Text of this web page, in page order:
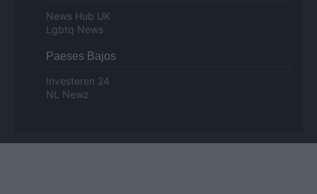
News Hub UK
Lgbtq News
Paeses Bajos
Investeren 24
NL Newz